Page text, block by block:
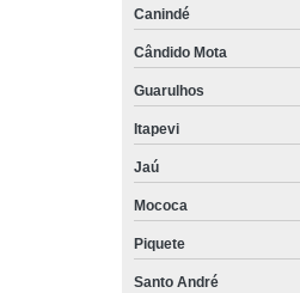
Canindé
Cândido Mota
Guarulhos
Itapevi
Jaú
Mococa
Piquete
Santo André